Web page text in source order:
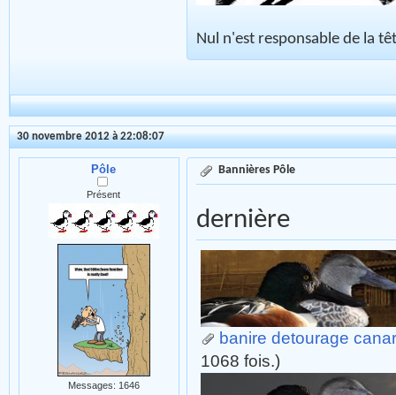
Nul n'est responsable de la
30 novembre 2012 à 22:08:07
Pôle
Présent
Messages: 1646
Bannières Pôle
dernière
banire detourage
1068 fois.)